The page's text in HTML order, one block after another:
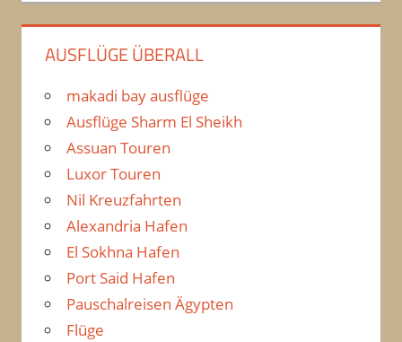
AUSFLÜGE ÜBERALL
makadi bay ausflüge
Ausflüge Sharm El Sheikh
Assuan Touren
Luxor Touren
Nil Kreuzfahrten
Alexandria Hafen
El Sokhna Hafen
Port Said Hafen
Pauschalreisen Ägypten
Flüge